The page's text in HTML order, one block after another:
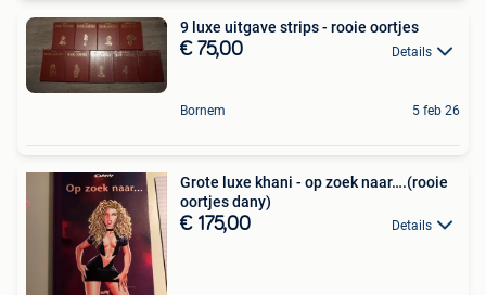
9 luxe uitgave strips - rooie oortjes
€ 75,00 Details
Bornem 5 feb 26
Grote luxe khani - op zoek naar….(rooie
oortjes dany)
€ 175,00 Details